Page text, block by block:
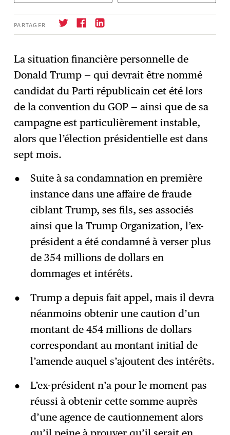
PARTAGER
→ S'abonner
La situation financière personnelle de
Donald Trump — qui devrait être nommé
candidat du Parti républicain cet été lors
de la convention du GOP — ainsi que de sa
campagne est particulièrement instable,
alors que l’élection présidentielle est dans
sept mois.
Suite à sa condamnation en première
instance dans une affaire de fraude
ciblant Trump, ses fils, ses associés
ainsi que la Trump Organization, l’ex-
président a été condamné à verser plus
de 354 millions de dollars en
dommages et intérêts.
Trump a depuis fait appel, mais il devra
néanmoins obtenir une caution d’un
montant de 454 millions de dollars
correspondant au montant initial de
l’amende auquel s’ajoutent des intérêts.
L’ex-président n’a pour le moment pas
réussi à obtenir cette somme auprès
d’une agence de cautionnement alors